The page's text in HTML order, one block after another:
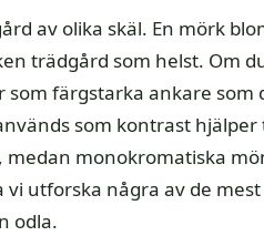
av olika skäl. En mörk
trädgård som helst. Om
färgstarka ankare som
som kontrast hjälper
monokromatiska
utforska några av de
odla.